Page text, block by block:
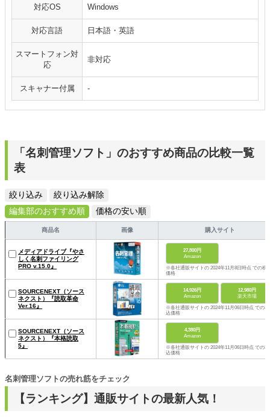
対応OS Windows
対応言語 日本語・英語
スマートフォン対
応
非対応
スキャナー付属 -
「名刺管理ソフト」のおすすめ商品の比較一覧
表
絞り込み
絞り込み解除
編集部のおすすめ順
価格の安い順
商品名 画像 購入サイト
メディアドライブ『やさ
しく名刺ファイリング
PRO v.15.0』
27,800円
Amazon
※各社通販サイトの 2024年11月8日時点 での税
価格
SOURCENEXT（ソース
ネクスト）『読取革命
Ver.16』
14,926円
Amazon
12,980円
楽天市場
※各社通販サイトの 2024年11月06日時点 での税
込価格
SOURCENEXT（ソース
ネクスト）『本格読取
5』
4,380円
Amazon
※各社通販サイトの 2024年11月06日時点 での税
込価格
【ランキング】通販サイトの最新人気！
名刺管理ソフトの売れ筋をチェック